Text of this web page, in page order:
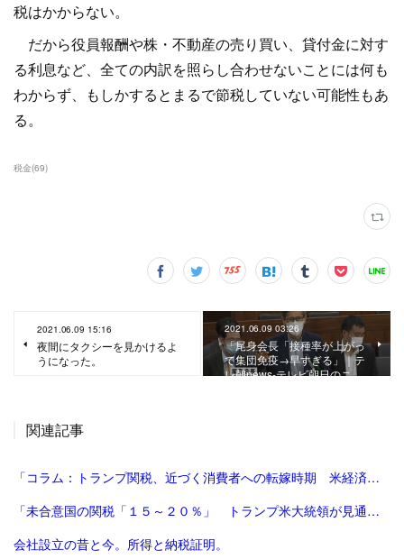
税はかからない。
だから役員報酬や株・不動産の売り買い、貸付金に対す
る利息など、全ての内訳を照らし合わせないことには何も
わからず、もしかするとまるで節税していない可能性もあ
る。
税金(69)
2021.06.09 15:16
夜間にタクシーを見かけるよ
うになった。
2021.06.09 03:26
「尾身会長「接種率が上がっ
て集団免疫→早すぎる」｜テ
レ朝news-テレビ朝日のニ…
関連記事
「コラム：トランプ関税、近づく消費者への転嫁時期 米経済にどう影響 | ロイター」
「未合意国の関税「１５～２０％」 トランプ米大統領が見通し：時事ドットコム」
会社設立の昔と今。所得と納税証明。